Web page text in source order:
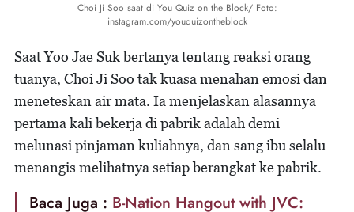
Choi Ji Soo saat di You Quiz on the Block/ Foto:
instagram.com/youquizontheblock
Saat Yoo Jae Suk bertanya tentang reaksi orang
tuanya, Choi Ji Soo tak kuasa menahan emosi dan
meneteskan air mata. Ia menjelaskan alasannya
pertama kali bekerja di pabrik adalah demi
melunasi pinjaman kuliahnya, dan sang ibu selalu
menangis melihatnya setiap berangkat ke pabrik.
Baca Juga : B-Nation Hangout with JVC: